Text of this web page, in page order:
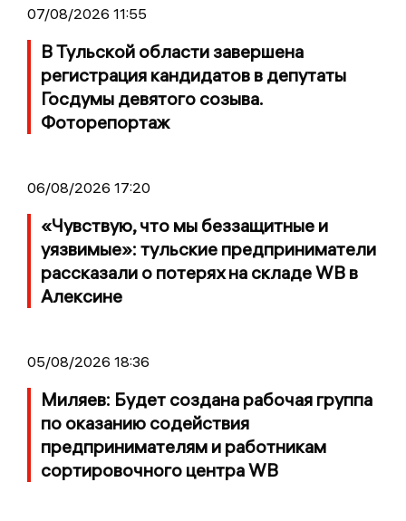
07/08/2026 11:55
В Тульской области завершена
регистрация кандидатов в депутаты
Госдумы девятого созыва.
Фоторепортаж
06/08/2026 17:20
«Чувствую, что мы беззащитные и
уязвимые»: тульские предприниматели
рассказали о потерях на складе WB в
Алексине
05/08/2026 18:36
Миляев: Будет создана рабочая группа
по оказанию содействия
предпринимателям и работникам
сортировочного центра WB